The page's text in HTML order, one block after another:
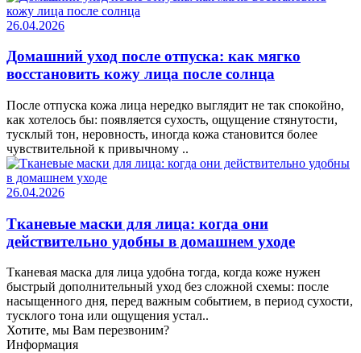
26.04.2026
Домашний уход после отпуска: как мягко
восстановить кожу лица после солнца
После отпуска кожа лица нередко выглядит не так спокойно,
как хотелось бы: появляется сухость, ощущение стянутости,
тусклый тон, неровность, иногда кожа становится более
чувствительной к привычному ..
26.04.2026
Тканевые маски для лица: когда они
действительно удобны в домашнем уходе
Тканевая маска для лица удобна тогда, когда коже нужен
быстрый дополнительный уход без сложной схемы: после
насыщенного дня, перед важным событием, в период сухости,
тусклого тона или ощущения устал..
Хотите, мы Вам перезвоним?
Информация